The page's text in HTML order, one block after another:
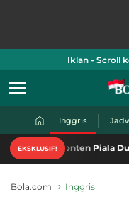
Iklan - Scroll
Inggris
EKSKLUSIF!
Piala Dunia 2026
Bola.com Inggris